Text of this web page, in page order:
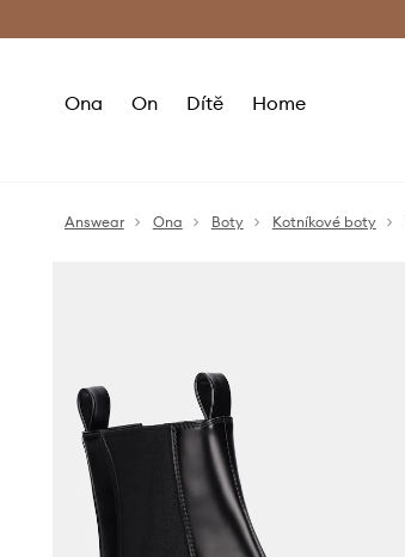
Ona On Dítě Home
Answear Ona Boty Kotníkové boty